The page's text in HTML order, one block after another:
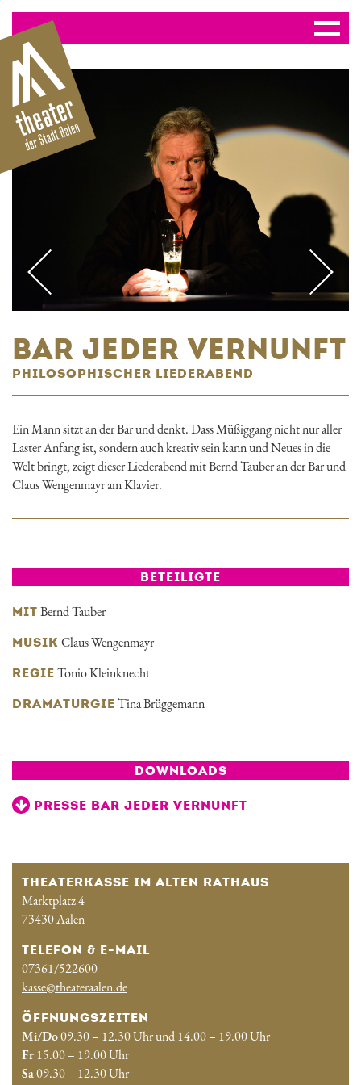
BAR JEDER VERNUNFT
PHILOSOPHISCHER LIEDERABEND
Ein Mann sitzt an der Bar und denkt. Dass Müßiggang nicht nur aller
Laster Anfang ist, sondern auch kreativ sein kann und Neues in die
Welt bringt, zeigt dieser Liederabend mit Bernd Tauber an der Bar und
Claus Wengenmayr am Klavier.
BETEILIGTE
MIT Bernd Tauber
MUSIK Claus Wengenmayr
REGIE Tonio Kleinknecht
DRAMATURGIE Tina Brüggemann
DOWNLOADS
PRESSE BAR JEDER VERNUNFT
THEATERKASSE IM ALTEN RATHAUS
Marktplatz 4
73430 Aalen
TELEFON & E-MAIL
07361/522600
kasse@theateraalen.de
ÖFFNUNGSZEITEN
Mi/Do09.30 – 12.30 Uhr und 14.00 – 19.00 Uhr
Fr15.00 – 19.00 Uhr
Sa09.30 – 12.30 Uhr